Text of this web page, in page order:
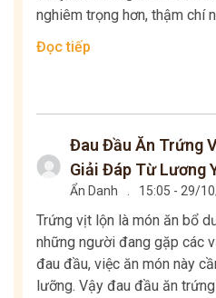
nghiêm trọng hơn, thậm chí
Đọc tiếp
Đau Đầu Ăn Trứng
Giải Đáp Từ Lương
Ẩn Danh 15:05 - 29/
Trứng vịt lộn là món ăn bổ
những người đang gặp các
đau đầu, việc ăn món này
lưỡng. Vậy đau đầu ăn